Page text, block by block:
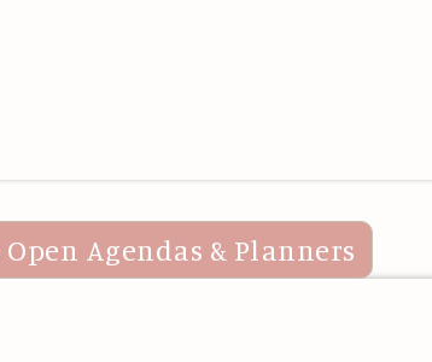
Open Agendas & Planners